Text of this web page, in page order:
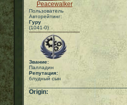
Peacewalker
Пользователь
Авторейтинг:
Гуру
(1041-0)
Звание:
Палладин
Репутация:
блудный сын
Origin: